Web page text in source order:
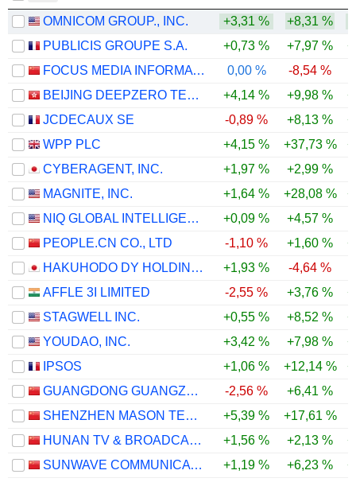
OMNICOM GROUP., INC. +3,31 % +8,31 %
PUBLICIS GROUPE S.A.
+0,73 % +7,97 %
FOCUS MEDIA INFORMATION TECHNOLOGY CO., LTD.
0,00 % -8,54 %
BEIJING DEEPZERO TECHNOLOGY CO., LTD.
+4,14 % +9,98 %
JCDECAUX SE
-0,89 % +8,13 %
WPP PLC
+4,15 % +37,73 %
CYBERAGENT, INC.
+1,97 % +2,99 %
MAGNITE, INC.
+1,64 % +28,08 %
NIQ GLOBAL INTELLIGENCE PLC
+0,09 % +4,57 %
PEOPLE.CN CO., LTD
-1,10 % +1,60 %
HAKUHODO DY HOLDINGS INC
+1,93 % -4,64 %
AFFLE 3I LIMITED
-2,55 % +3,76 %
STAGWELL INC.
+0,55 % +8,52 %
YOUDAO, INC.
+3,42 % +7,98 %
IPSOS
+1,06 % +12,14 %
GUANGDONG GUANGZHOU DAILY MEDIA CO., LTD.
-2,56 % +6,41 %
SHENZHEN MASON TECHNOLOGIES CO.,LTD
+5,39 % +17,61 %
HUNAN TV & BROADCAST INTERMEDIARY CO., LTD.
+1,56 % +2,13 %
SUNWAVE COMMUNICATIONS CO.LTD
+1,19 % +6,23 %